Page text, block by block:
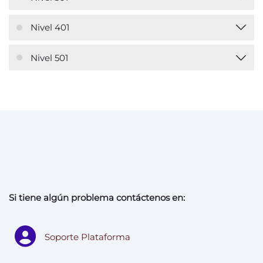
Nivel 401
Nivel 501
Si tiene algún problema contáctenos en:
Soporte Plataforma